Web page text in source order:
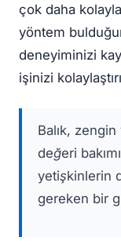
çok daha
yöntem
deneyiminizi
işinizi
Balık,
değeri
yetişkinlerin
gereken bir